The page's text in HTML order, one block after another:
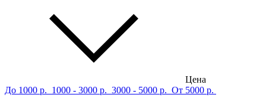
Цена
До 1000 р. 1000 - 3000 р. 3000 - 5000 р. От 5000 р.